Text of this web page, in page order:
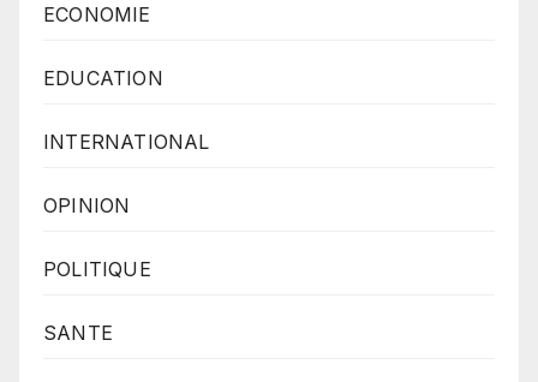
ECONOMIE
EDUCATION
INTERNATIONAL
OPINION
POLITIQUE
SANTE